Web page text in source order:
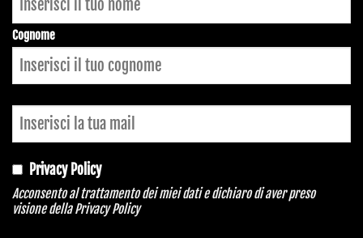
Cognome
Privacy Policy
Acconsento al trattamento dei miei dati e dichiaro di aver preso
visione dellaPrivacy Policy